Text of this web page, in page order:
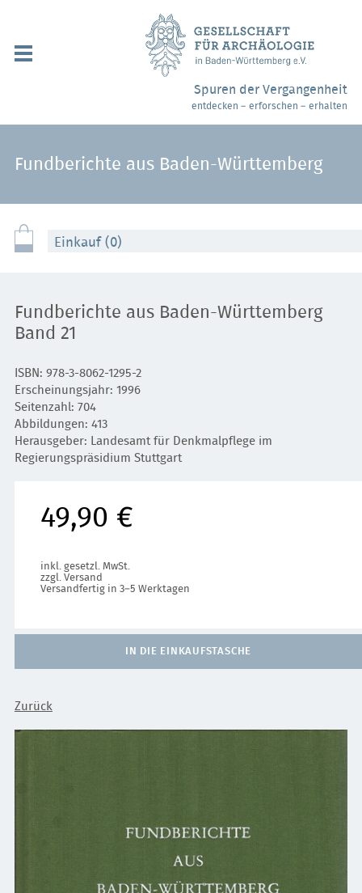
Über uns / Mitgliedschaft
Partner / Links
Webshop
Spuren der Vergangenheit
entdecken – erforschen – erhalten
Fundberichte aus Baden-Württemberg
Einkauf (0)
Fundberichte aus Baden-Württemberg
Band 21
ISBN: 978-3-8062-1295-2
Erscheinungsjahr: 1996
Seitenzahl: 704
Abbildungen: 413
Herausgeber: Landesamt für Denkmalpflege im
Regierungspräsidium Stuttgart
49,90 €
inkl. gesetzl. MwSt.
zzgl. Versand
Versandfertig in 3–5 Werktagen
IN DIE EINKAUFSTASCHE
Zurück